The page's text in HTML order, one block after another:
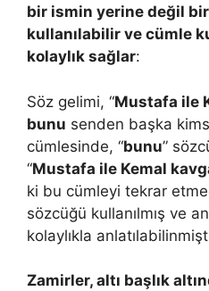
bir ismin yerine değil
kullanılabilir ve cümle
kolaylık sağlar:
Söz gelimi, “Mustafa ile
bunu senden başka
cümlesinde, “bunu”
“Mustafa ile Kemal
ki bu cümleyi tekrar
sözcüğü kullanılmış ve
kolaylıkla
Zamirler, altı başlık